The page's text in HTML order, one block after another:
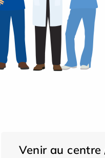
Venir au